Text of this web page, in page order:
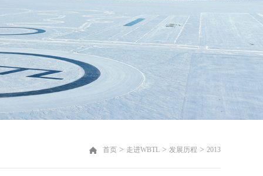
首页 > 走进WBTL > 发展历程 > 2013